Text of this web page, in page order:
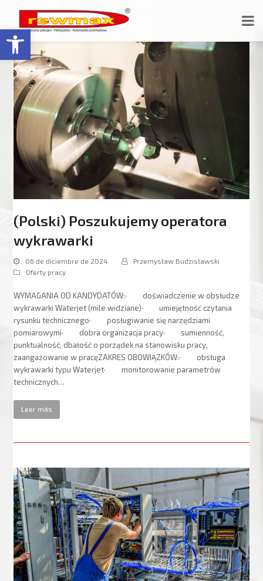
Abrir barra de herramientas
(Polski) Poszukujemy operatora
wykrawarki
06 de diciembre de 2024
Przemysław Budzisławski
Oferty pracy
WYMAGANIA OD KANDYDATÓW:· doświadczenie w obsłudze
wykrawarki Waterjet (mile widziane)· umiejętność czytania
rysunku technicznego· posługiwanie się narzędziami
pomiarowymi· dobra organizacja pracy· sumienność,
punktualność, dbałość o porządek na stanowisku pracy,
zaangażowanie w pracęZAKRES OBOWIĄZKÓW:· obsługa
wykrawarki typu Waterjet· monitorowanie parametrów
technicznych…
Leer más